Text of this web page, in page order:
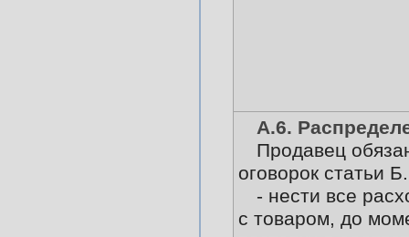
А.6.
Продавец
оговорок статьи
- нести все
с товаром, до